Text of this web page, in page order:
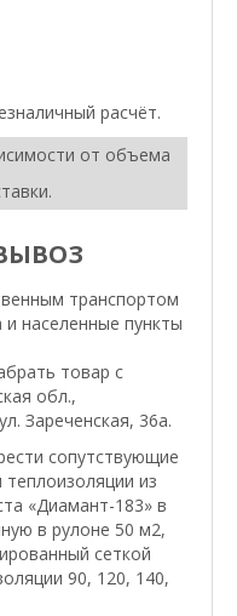
расчёт.
от объема
транспортом
населенные пункты
товар с
обл.,
Зареченская, 36а.
сопутствующие
из
«Диамант-183» в
в рулоне 50 м2,
сеткой
90, 120, 140,